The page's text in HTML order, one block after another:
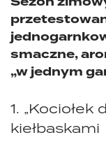
smaczne,
„w jednym
1.
kiełbaskami